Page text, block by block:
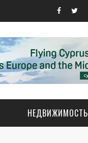
НЕДВИЖИМОСТЬ